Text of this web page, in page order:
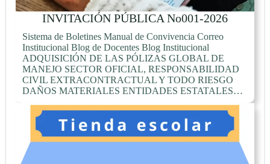
INVITACIÓN PÚBLICA No001-2026
Sistema de Boletines Manual de Convivencia Correo
Institucional Blog de Docentes Blog Institucional
ADQUISICIÓN DE LAS PÓLIZAS GLOBAL DE
MANEJO SECTOR OFICIAL, RESPONSABILIDAD
CIVIL EXTRACONTRACTUAL Y TODO RIESGO
DAÑOS MATERIALES ENTIDADES ESTATALES…